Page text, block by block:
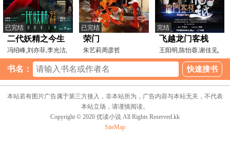
已完结
二代妖精之今生
有幸
冯绍峰,刘亦菲,李光洁,
郭京飞,焦俊艳,熊乃
已完结
荣门
朱艺莉周彦哲
完结
飞越龙门客栈
王阳明,陈怡蓉,谢佳见,
柯佳嬿,关诗敏,余晋,
书名：
本站若有图片广告属于第三方接入，非本站所为，广告内容与本站无关，不代表
本站立场，请谨慎阅读。
Copyright © 2020 优读小说 All Rights Reserved.kk
SiteMap